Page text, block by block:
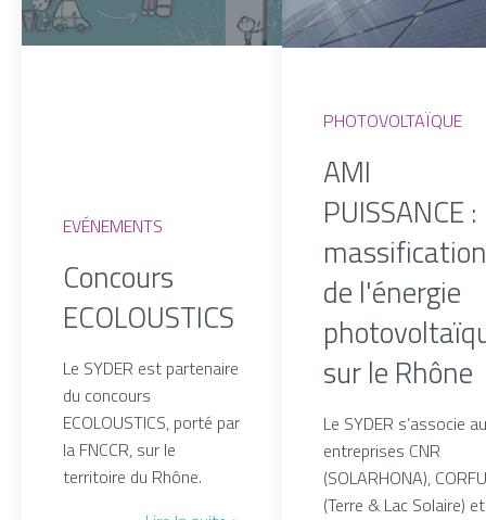
EVÉNEMENTS
Concours
ECOLOUSTICS
Le SYDER est partenaire
du concours
ECOLOUSTICS, porté par
la FNCCR, sur le
territoire du Rhône.
PHOTOVOLTAÏQUE
AMI
PUISSANCE
de l'énergie
sur le Rhône
Le SYDER s’associe
entreprises CNR
(SOLARHONA),
(Terre & Lac Solaire) et